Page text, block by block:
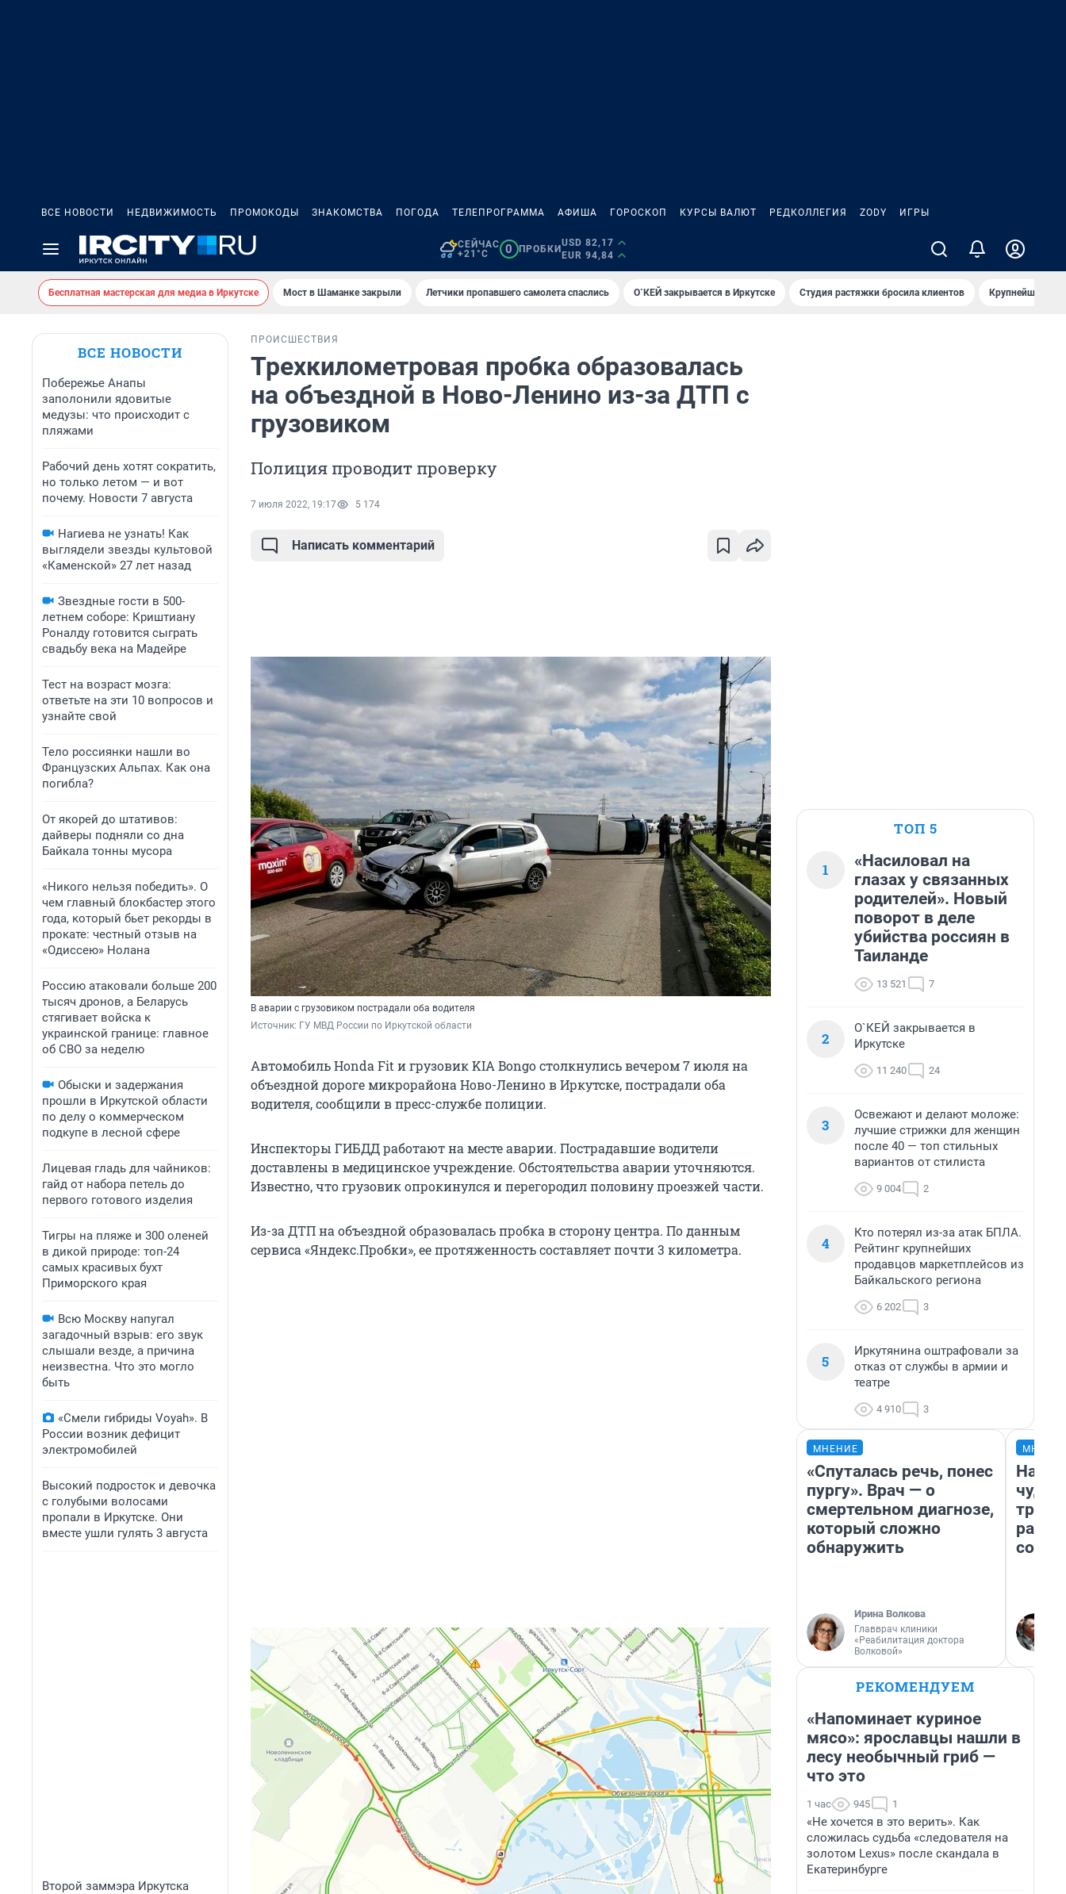
ВСЕ НОВОСТИ НЕДВИЖИМОСТЬ ПРОМОКОДЫ ЗНАКОМСТВА ПОГОДА ТЕЛЕПРОГРАММА АФИША ГОРОСКОП КУРСЫ ВАЛЮТ РЕДКОЛЛЕГИЯ ZODY ИГРЫ
СЕЙЧАС
+21°C
0 ПРОБКИ
USD 82,17
EUR 94,84
Бесплатная мастерская для медиа в Иркутске Мост в Шаманке закрыли Летчики пропавшего самолета спаслись О`КЕЙ закрывается в Иркутске Студия растяжки бросила клиентов Крупнейшие
ВСЕ НОВОСТИ
Побережье Анапы
заполонили ядовитые
медузы: что происходит с
пляжами
Рабочий день хотят сократить,
но только летом — и вот
почему. Новости 7 августа
Нагиева не узнать! Как
выглядели звезды культовой
«Каменской» 27 лет назад
Звездные гости в 500-
летнем соборе: Криштиану
Роналду готовится сыграть
свадьбу века на Мадейре
Тест на возраст мозга:
ответьте на эти 10 вопросов и
узнайте свой
Тело россиянки нашли во
Французских Альпах. Как она
погибла?
От якорей до штативов:
дайверы подняли со дна
Байкала тонны мусора
«Никого нельзя победить». О
чем главный блокбастер этого
года, который бьет рекорды в
прокате: честный отзыв на
«Одиссею» Нолана
Россию атаковали больше 200
тысяч дронов, а Беларусь
стягивает войска к
украинской границе: главное
об СВО за неделю
Обыски и задержания
прошли в Иркутской области
по делу о коммерческом
подкупе в лесной сфере
Лицевая гладь для чайников:
гайд от набора петель до
первого готового изделия
Тигры на пляже и 300 оленей
в дикой природе: топ-24
самых красивых бухт
Приморского края
Всю Москву напугал
загадочный взрыв: его звук
слышали везде, а причина
неизвестна. Что это могло
быть
«Смели гибриды Voyah». В
России возник дефицит
электромобилей
Высокий подросток и девочка
с голубыми волосами
пропали в Иркутске. Они
вместе ушли гулять 3 августа
Второй заммэра Иркутска
ПРОИСШЕСТВИЯ
Трехкилометровая пробка образовалась
на объездной в Ново-Ленино из-за ДТП с
грузовиком
Полиция проводит проверку
7 июля 2022, 19:17 5 174
Написать комментарий
В аварии с грузовиком пострадали оба водителя
Источник: ГУ МВД России по Иркутской области
Автомобиль Honda Fit и грузовик KIA Bongo столкнулись вечером 7 июля на
объездной дороге микрорайона Ново-Ленино в Иркутске, пострадали оба
водителя, сообщили в пресс-службе полиции.
Инспекторы ГИБДД работают на месте аварии. Пострадавшие водители
доставлены в медицинское учреждение. Обстоятельства аварии уточняются.
Известно, что грузовик опрокинулся и перегородил половину проезжей части.
Из-за ДТП на объездной образовалась пробка в сторону центра. По данным
сервиса «Яндекс.Пробки», ее протяженность составляет почти 3 километра.
ТОП 5
1
«Насиловал на
глазах у связанных
родителей». Новый
поворот в деле
убийства россиян в
Таиланде
13 521 7
2
О`КЕЙ закрывается в
Иркутске
11 240 24
3
Освежают и делают моложе:
лучшие стрижки для женщин
после 40 — топ стильных
вариантов от стилиста
9 004 2
4
Кто потерял из-за атак БПЛА.
Рейтинг крупнейших
продавцов маркетплейсов из
Байкальского региона
6 202 3
5
Иркутянина оштрафовали за
отказ от службы в армии и
театре
4 910 3
МНЕНИЕ
«Спуталась речь, понес
пургу». Врач — о
смертельном диагнозе,
который сложно
обнаружить
Ирина Волкова
Главврач клиники
«Реабилитация доктора
Волковой»
РЕКОМЕНДУЕМ
«Напоминает куриное
мясо»: ярославцы нашли в
лесу необычный гриб —
что это
1 час 945 1
«Не хочется в это верить». Как
сложилась судьба «следователя на
золотом Lexus» после скандала в
Екатеринбурге